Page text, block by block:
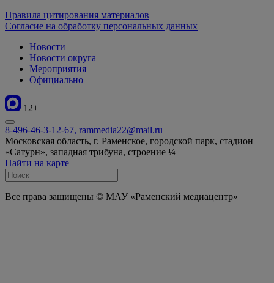
Правила цитирования материалов
Согласие на обработку персональных данных
Новости
Новости округа
Мероприятия
Официально
12+
8-496-46-3-12-67, rammedia22@mail.ru
Московская область, г. Раменское, городской парк, стадион
«Сатурн», западная трибуна, строение ¼
Найти на карте
Все права защищены © МАУ «Раменский медиацентр»